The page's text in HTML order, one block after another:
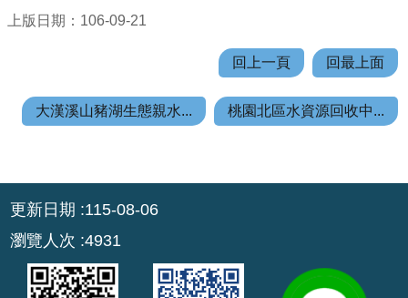
g
市
政
隱
上版日期：106-09-21
回上一頁 回最上面
大漢溪山豬湖生態親水... 桃園北區水資源回收中...
更新日期
115-08-06
瀏覽人次
4931